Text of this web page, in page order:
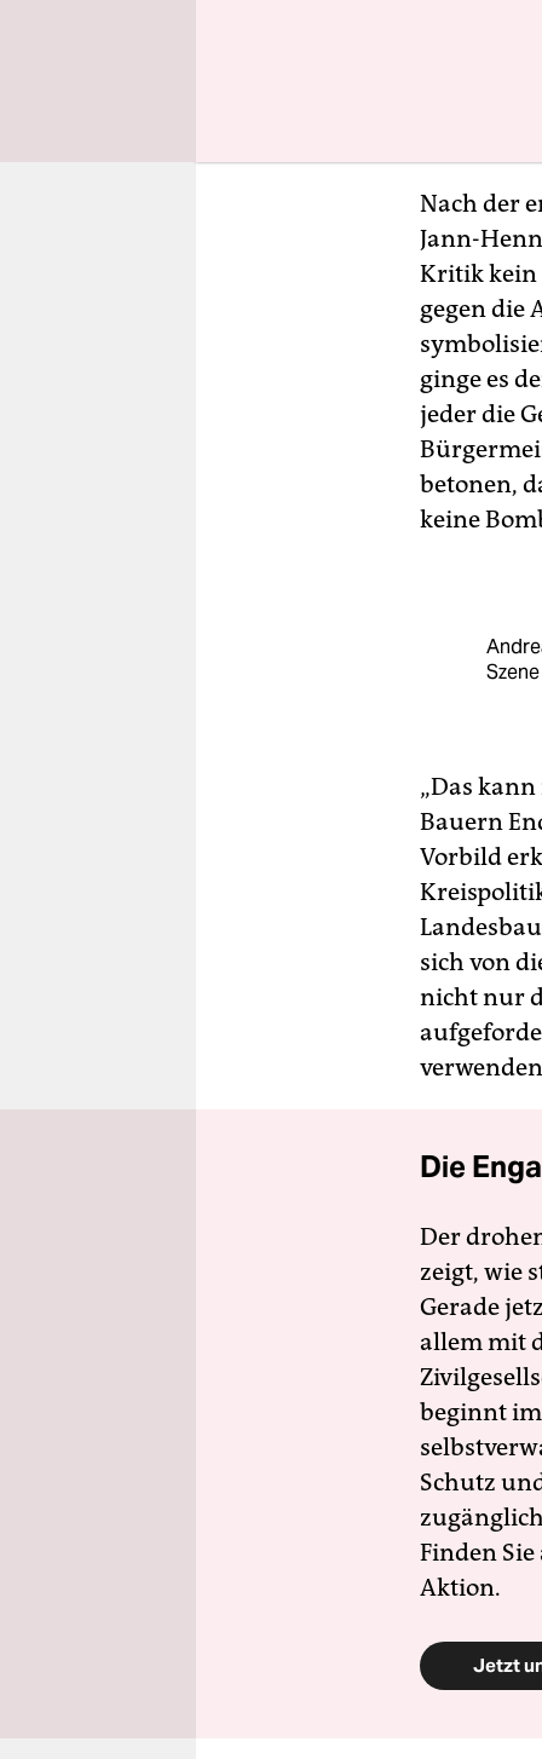
in den
in
Nach der
Jann-
Kritik kein
gegen die
ginge es
jeder die
betonen,
keine
„Das
Bauern
Vorbild
sich von
nicht nur
Die
Der
zeigt, wie
Gerade
allem mit
beginnt
Schutz
Finden
Aktion.
Jetzt